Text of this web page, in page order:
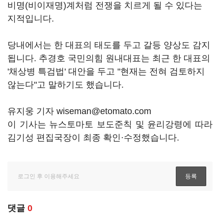
비명(비이재명)계처럼 전쟁을 치르게 될 수 있다는
지적입니다.
당내에서는 한 대표의 태도를 두고 갈등 양상도 감지
됩니다. 추경호 국민의힘 원내대표는 최근 한 대표의
'채상병 특검법' 대안을 두고 "현재는 전혀 검토하지
않는다"고 말하기도 했습니다.
유지웅 기자 wiseman@etomato.com
이 기사는 뉴스토마토 보도준칙 및 윤리강령에 따라
김기성 편집국장이 최종 확인·수정했습니다.
댓글 0